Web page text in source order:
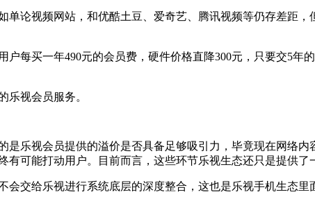
论视频网站，和优酷土豆、爱奇艺、腾讯视频等仍存差距
每买一年490元的会员费，硬件价格直降300元，只要交5年
乐视会员服务。
乐视会员提供的溢价是否具备足够吸引力，毕竟现在网络
可能打动用户。目前而言，这些环节乐视生态还只是提供了
交给乐视进行系统底层的深度整合，这也是乐视手机生态里